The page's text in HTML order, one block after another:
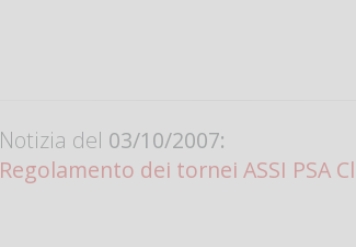
Notizia del 03/10/2007:
Regolamento dei tornei ASSI PSA